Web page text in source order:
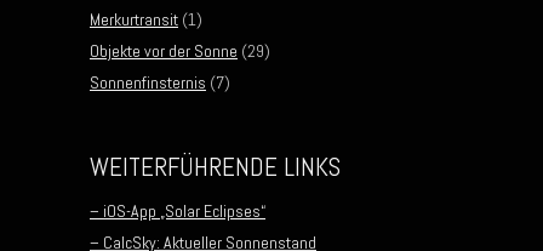
Merkurtransit (1)
Objekte vor der Sonne (29)
Sonnenfinsternis (7)
WEITERFÜHRENDE LINKS
– iOS-App „Solar Eclipses“
– CalcSky: Aktueller Sonnenstand